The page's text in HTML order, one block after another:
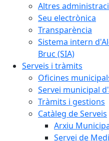
Altres
Seu electrònica
Transparència
Sistema intern
Bruc (SIA)
Serveis i tràmits
Oficines
Servei municipal
Tràmits i gestions
Catàleg de Serveis
Arxiu
Servei de